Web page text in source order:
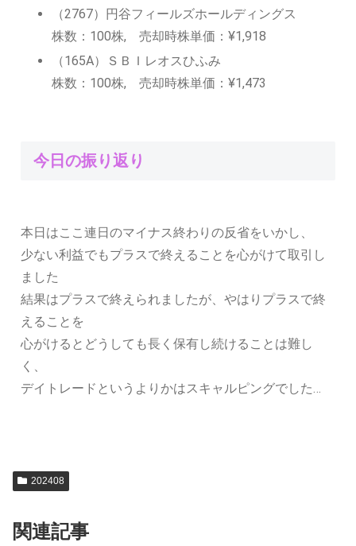
（2767）円谷フィールズホールディングス
株数：100株, 売却時株単価：¥1,918
（165A）ＳＢＩレオスひふみ
株数：100株, 売却時株単価：¥1,473
今日の振り返り
本日はここ連日のマイナス終わりの反省をいかし、
少ない利益でもプラスで終えることを心がけて取引し
ました
結果はプラスで終えられましたが、やはりプラスで終
えることを
心がけるとどうしても長く保有し続けることは難し
く、
デイトレードというよりかはスキャルピングでした…
202408
関連記事